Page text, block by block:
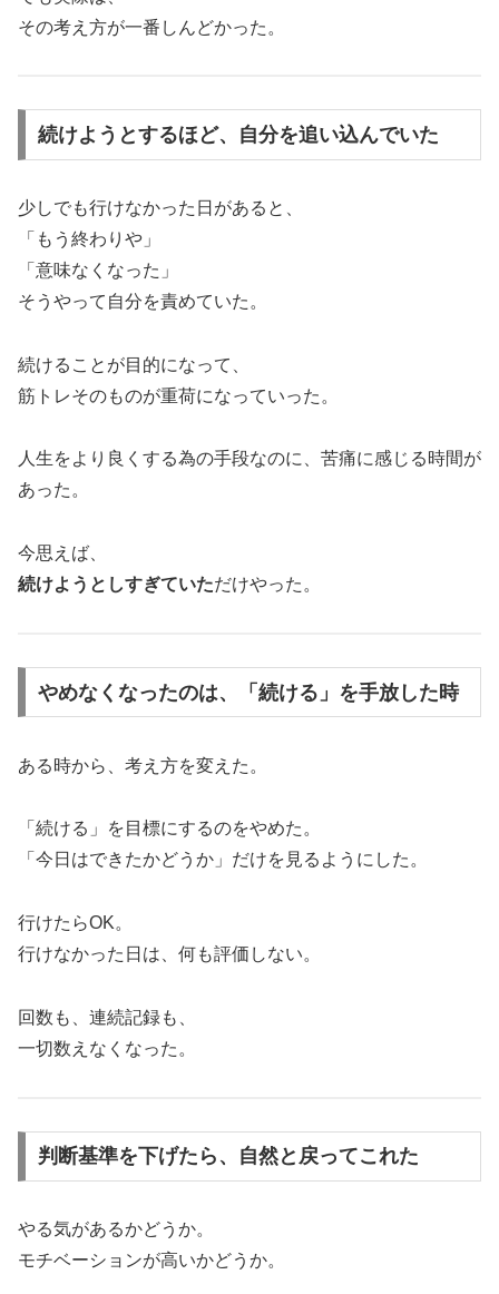
その考え方が一番しんどかった。
続けようとするほど、自分を追い込んでいた
少しでも行けなかった日があると、
「もう終わりや」
「意味なくなった」
そうやって自分を責めていた。
続けることが目的になって、
筋トレそのものが重荷になっていった。
人生をより良くする為の手段なのに、苦痛に感じる時間が
あった。
今思えば、
続けようとしすぎていただけやった。
やめなくなったのは、「続ける」を手放した時
ある時から、考え方を変えた。
「続ける」を目標にするのをやめた。
「今日はできたかどうか」だけを見るようにした。
行けたらOK。
行けなかった日は、何も評価しない。
回数も、連続記録も、
一切数えなくなった。
判断基準を下げたら、自然と戻ってこれた
やる気があるかどうか。
モチベーションが高いかどうか。